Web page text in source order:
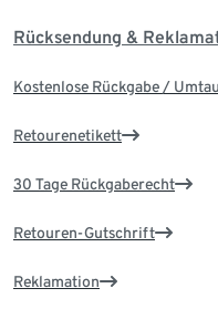
Rücksendung &
Kostenlose Rückgabe /
Retourenetikett
30 Tage Rückgaberecht
Retouren-Gutschrift
Reklamation